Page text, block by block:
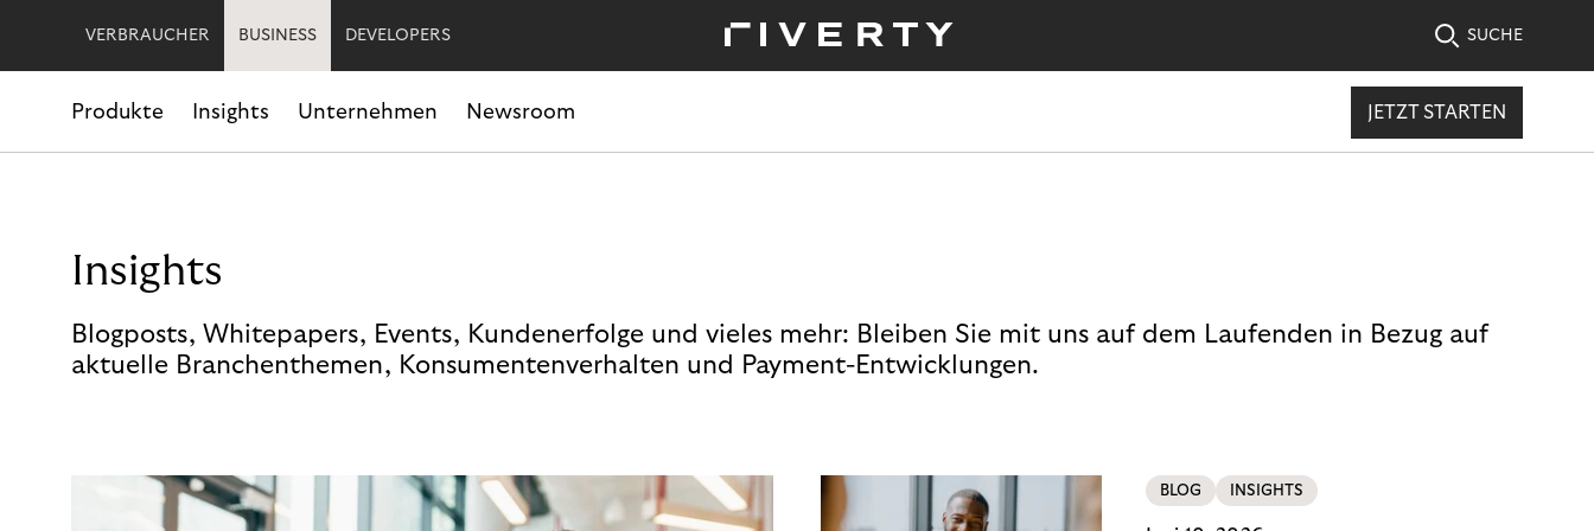
VERBRAUCHER BUSINESS DEVELOPERS SUCHE
Produkte Insights Unternehmen Newsroom JETZT STARTEN
Insights
Blogposts, Whitepapers, Events, Kundenerfolge und vieles mehr: Bleiben Sie mit uns auf dem Laufenden in Bezug auf
aktuelle Branchenthemen, Konsumentenverhalten und Payment-Entwicklungen.
BLOG INSIGHTS